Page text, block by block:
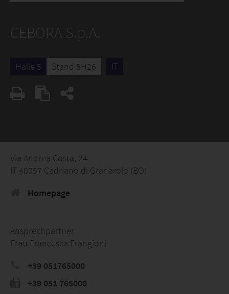
CEBORA S.p.A.
Halle 5 Stand 5H26 IT
Via Andrea Costa, 24
IT 40057 Cadriano di Granarolo (BO)
Homepage
Ansprechpartner
Frau Francesca Frangioni
+39 051765000
+39 051 765000